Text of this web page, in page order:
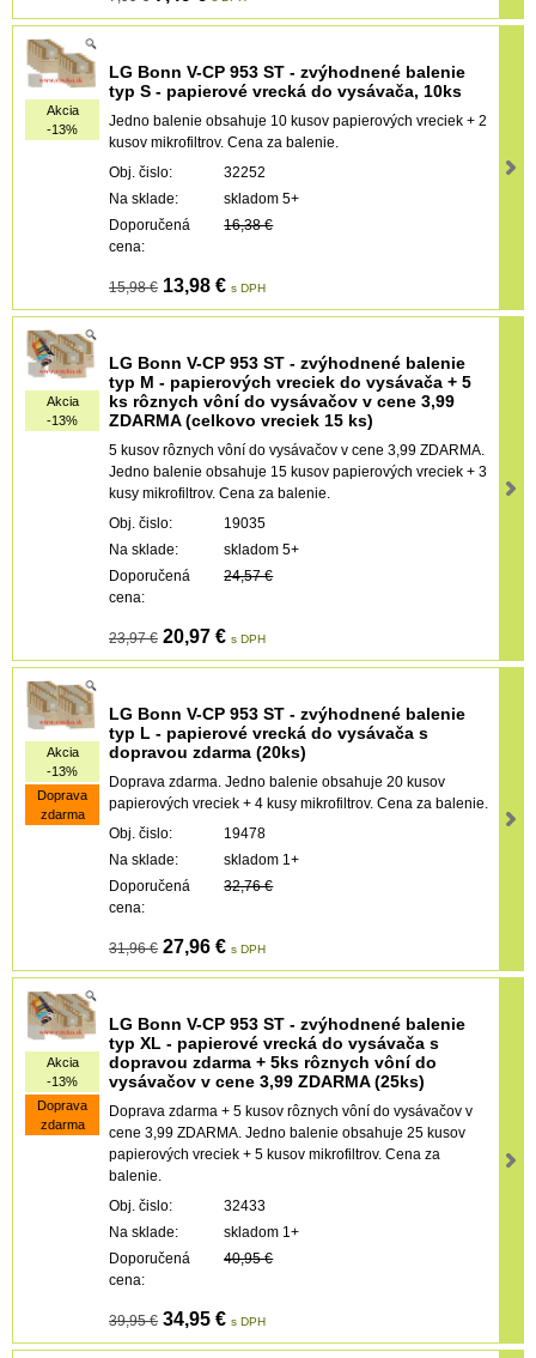
Akcia
-13%
LG Bonn V-CP 953 ST - zvýhodnené balenie
typ S - papierové vrecká do vysávača, 10ks
Jedno balenie obsahuje 10 kusov papierových vreciek + 2
kusov mikrofiltrov. Cena za balenie.
Obj. čislo:
32252
Na sklade:
skladom 5+
Doporučená
cena:
16,38 €
15,98 € 13,98 € s DPH
Akcia
-13%
LG Bonn V-CP 953 ST - zvýhodnené balenie
typ M - papierových vreciek do vysávača + 5
ks rôznych vôní do vysávačov v cene 3,99
ZDARMA (celkovo vreciek 15 ks)
5 kusov rôznych vôní do vysávačov v cene 3,99 ZDARMA.
Jedno balenie obsahuje 15 kusov papierových vreciek + 3
kusy mikrofiltrov. Cena za balenie.
Obj. čislo:
19035
Na sklade:
skladom 5+
Doporučená
cena:
24,57 €
23,97 € 20,97 € s DPH
Akcia
-13%
Doprava
zdarma
LG Bonn V-CP 953 ST - zvýhodnené balenie
typ L - papierové vrecká do vysávača s
dopravou zdarma (20ks)
Doprava zdarma. Jedno balenie obsahuje 20 kusov
papierových vreciek + 4 kusy mikrofiltrov. Cena za balenie.
Obj. čislo:
19478
Na sklade:
skladom 1+
Doporučená
cena:
32,76 €
31,96 € 27,96 € s DPH
Akcia
-13%
Doprava
zdarma
LG Bonn V-CP 953 ST - zvýhodnené balenie
typ XL - papierové vrecká do vysávača s
dopravou zdarma + 5ks rôznych vôní do
vysávačov v cene 3,99 ZDARMA (25ks)
Doprava zdarma + 5 kusov rôznych vôní do vysávačov v
cene 3,99 ZDARMA. Jedno balenie obsahuje 25 kusov
papierových vreciek + 5 kusov mikrofiltrov. Cena za
balenie.
Obj. čislo:
32433
Na sklade:
skladom 1+
Doporučená
cena:
40,95 €
39,95 € 34,95 € s DPH